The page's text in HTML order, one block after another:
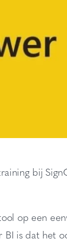
bij
op een
is dat het